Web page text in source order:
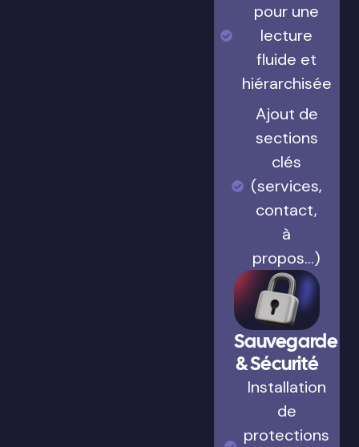
pour une
lecture
fluide et
hiérarchisée
Ajout de
sections
clés
(services,
contact,
à
propos…)
Sauvegarde
& Sécurité
Installation
de
protections